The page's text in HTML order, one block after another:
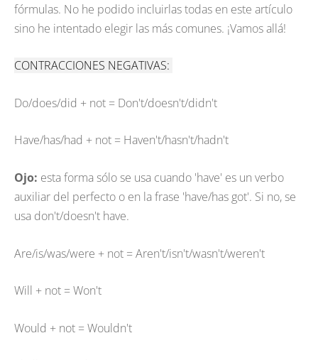
fórmulas. No he podido incluirlas todas en este artículo
sino he intentado elegir las más comunes. ¡Vamos allá!
CONTRACCIONES NEGATIVAS:
Do/does/did + not = Don't/doesn't/didn't
Have/has/had + not = Haven't/hasn't/hadn't
Ojo: esta forma sólo se usa cuando 'have' es un verbo
auxiliar del perfecto o en la frase 'have/has got'. Si no, se
usa don't/doesn't have.
Are/is/was/were + not = Aren't/isn't/wasn't/weren't
Will + not = Won't
Would + not = Wouldn't